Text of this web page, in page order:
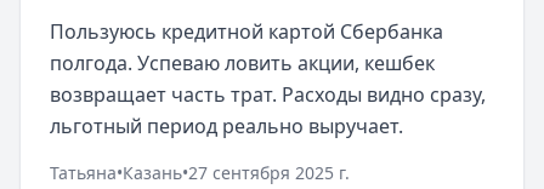
Пользуюсь кредитной картой Сбербанка
полгода. Успеваю ловить акции, кешбек
возвращает часть трат. Расходы видно сразу,
льготный период реально выручает.
Татьяна•Казань•27 сентября 2025 г.